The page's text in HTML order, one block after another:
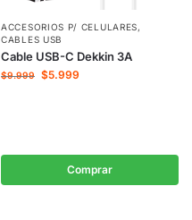
ACCESORIOS P/ CELULARES,
CABLES USB
Cable USB-C Dekkin 3A
$9.999 $5.999
Comprar